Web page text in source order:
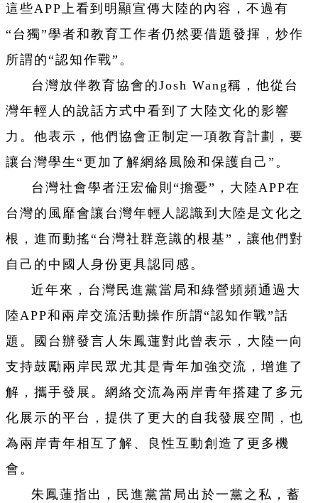
這些APP上看到明顯宣傳大陸的內容，不過有
“台獨”學者和教育工作者仍然要借題發揮，炒作
所謂的“認知作戰”。
台灣放伴教育協會的Josh Wang稱，他從台
灣年輕人的說話方式中看到了大陸文化的影響
力。他表示，他們協會正制定一項教育計劃，要
讓台灣學生“更加了解網絡風險和保護自己”。
台灣社會學者汪宏倫則“擔憂”，大陸APP在
台灣的風靡會讓台灣年輕人認識到大陸是文化之
根，進而動搖“台灣社群意識的根基”，讓他們對
自己的中國人身份更具認同感。
近年來，台灣民進黨當局和綠營頻頻通過大
陸APP和兩岸交流活動操作所謂“認知作戰”話
題。國台辦發言人朱鳳蓮對此曾表示，大陸一向
支持鼓勵兩岸民眾尤其是青年加強交流，增進了
解，攜手發展。網絡交流為兩岸青年搭建了多元
化展示的平台，提供了更大的自我發展空間，也
為兩岸青年相互了解、良性互動創造了更多機
會。
朱鳳蓮指出，民進黨當局出於一黨之私，蓄